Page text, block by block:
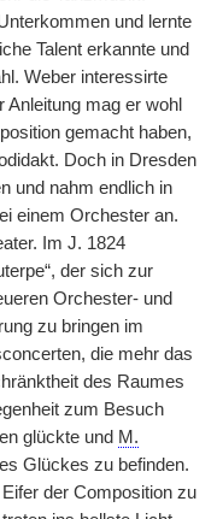
und lernte
Talent erkannte und
Weber interessirte
mag er wohl
gemacht haben,
Doch in Dresden
und nahm endlich in
einem Orchester an.
Im J. 1824
der sich zur
Orchester- und
zu bringen im
die mehr das
des Raumes
zum Besuch
glückte und M.
Glückes zu befinden.
der Composition zu